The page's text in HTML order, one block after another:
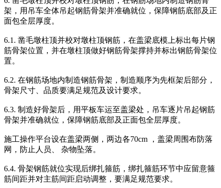
架，用吊车全体吊起钢筋骨架并准确就位，保障钢筋底部及正
面包全层厚度。
6.1. 凿毛墩柱顶并校对墩柱顶钢筋，在盖梁底模上标出每片钢
筋骨架位置，并在墩柱顶做好钢筋骨架撑持并标出钢筋骨架位
置。
6.2. 在钢筋场地内制造钢筋骨架，制造顺序为先框架后部分，
骨架尺寸、品质要满足规范及设计要求。
6.3. 制造好骨架后，用平板车运至盖梁处，吊车逐片吊起钢筋
骨架并准确就位，保障钢筋底部及正面包全层厚度。
施工操作平台设在盖梁两侧，两边各70cm ，盖梁周围布防落
网，防止人员、 杂物坠落。
6.4. 骨架钢筋就位实现后绑扎箍筋，绑扎箍筋环节中应留意箍
筋间距并对主筋间距启动调整，要满足规范要求。